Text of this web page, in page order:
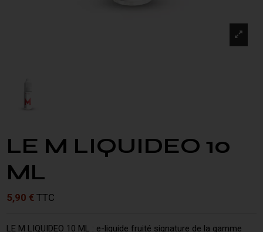
LE M LIQUIDEO 10
ML
5,90 €TTC
LE M LIQUIDEO 10 ML : e-liquide fruité signature de la gamme